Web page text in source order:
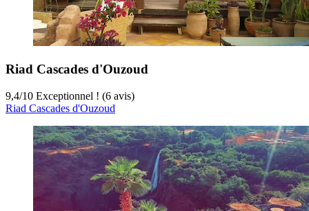
Riad Cascades d'Ouzoud
9,4/10 Exceptionnel ! (6 avis)
Riad Cascades d'Ouzoud